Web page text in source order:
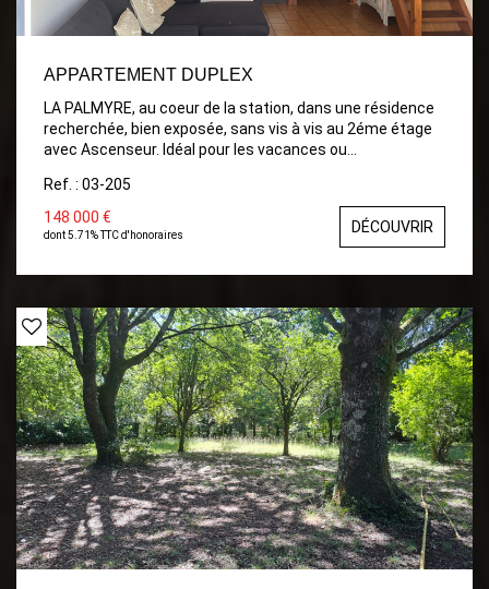
APPARTEMENT DUPLEX
LA PALMYRE, au coeur de la station, dans une résidence
recherchée, bien exposée, sans vis à vis au 2éme étage
avec Ascenseur. Idéal pour les vacances ou
comprenant: Entrée avec placards, Séjour/Salon avec
Cuisine ouverte , Salle d'eau avec wc A l'étage: Grande
Chambre avec fenêtre. BALCON avec store électrique.
Ref. : 03-205
148 000 €
dont 5.71% TTC d'honoraires DÉCOUVRIR